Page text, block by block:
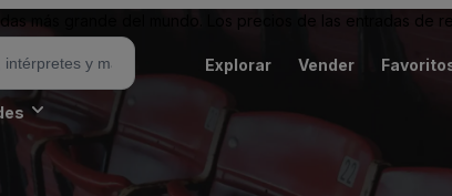
más grande del mundo. Los precios de las entradas de
Explorar Vender